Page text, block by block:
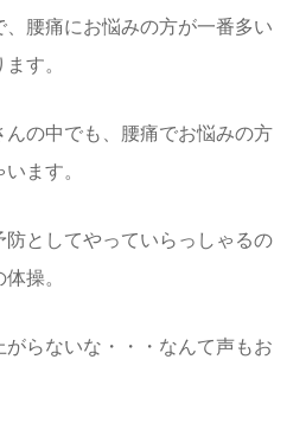
、腰痛にお悩みの方が一番多い
す。
の中でも、腰痛でお悩みの方
ます。
としてやっていらっしゃるの
操。
らないな・・・なんて声もお